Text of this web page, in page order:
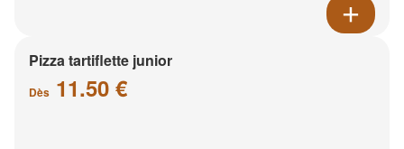
Pizza tartiflette junior
Dès 11.50 €